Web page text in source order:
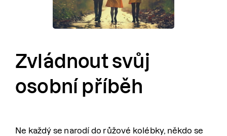
Zvládnout svůj
osobní příběh
Ne každý se narodí do růžové kolébky, někdo se